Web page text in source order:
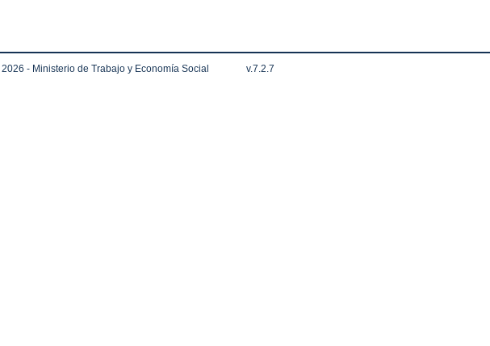
2026 - Ministerio de Trabajo y Economía Social v.7.2.7